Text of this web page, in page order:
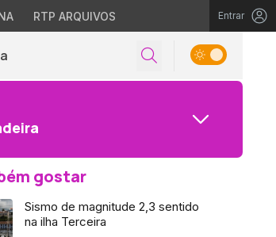
RTP ARQUIVOS Entrar
gostar
Sismo de magnitude 2,3 sentido
na ilha Terceira